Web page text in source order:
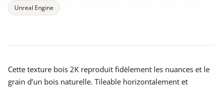
Unreal Engine
Cette texture bois 2K reproduit fidèlement les nuances et le
grain d’un bois naturelle. Tileable horizontalement et